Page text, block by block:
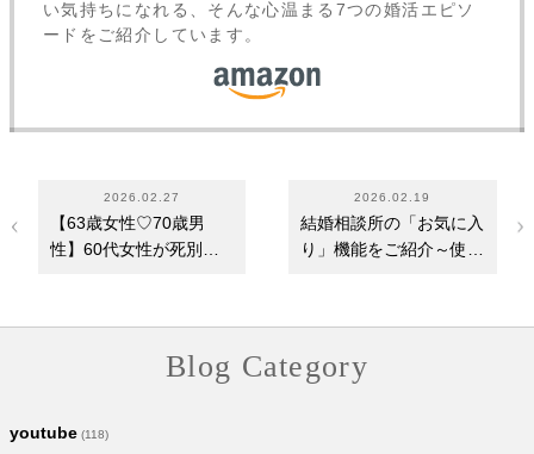
い気持ちになれる、そんな心温まる7つの婚活エピソ
ードをご紹介しています。
2026.02.27
【63歳女性♡70歳男
性】60代女性が死別後1
2026.02.19
結婚相談所の「お気に入
り」機能をご紹介～使用
Blog Category
youtube (118)